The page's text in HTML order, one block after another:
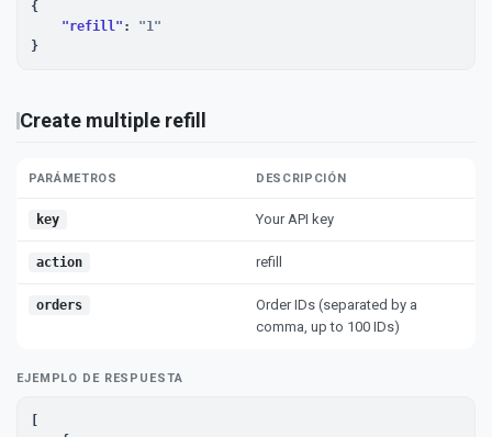
{
"refill" : "1"
}
Create multiple refill
PARÁMETROS DESCRIPCIÓN
key Your API key
action refill
orders
Order IDs (separated by a
comma, up to 100 IDs)
EJEMPLO DE RESPUESTA